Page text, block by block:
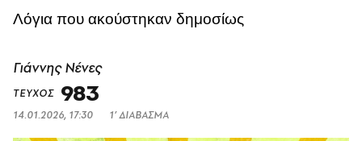
Λόγια που ακούστηκαν δημοσίως
Γιάννης Νένες
ΤΕΥΧΟΣ 983
14.01.2026, 17:30 1’ ΔΙΑΒΑΣΜΑ